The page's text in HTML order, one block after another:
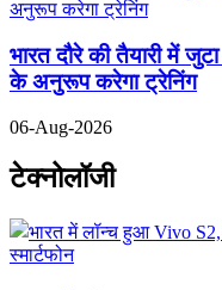
भारत दौरे की तैयारी में
के अनुरूप करेगा ट्रेनिंग
06-Aug-2026
टेक्नोलॉजी